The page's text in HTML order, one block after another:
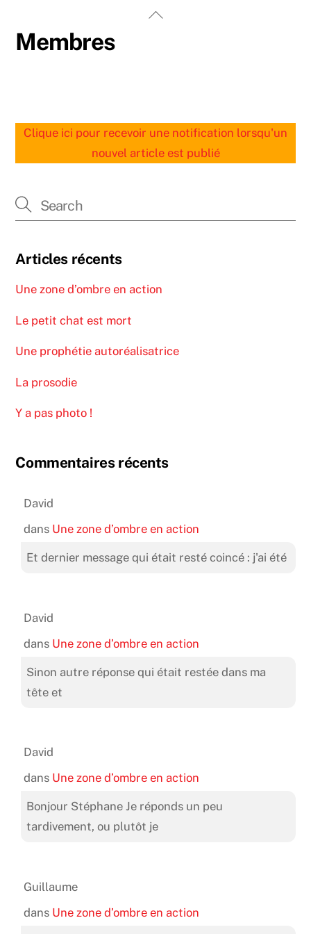
content
Membres
Clique ici pour recevoir une notification lorsqu'un
nouvel article est publié
Articles récents
Une zone d’ombre en action
Le petit chat est mort
Une prophétie autoréalisatrice
La prosodie
Y a pas photo !
Commentaires récents
David
dans Une zone d’ombre en action
Et dernier message qui était resté coincé : j'ai été
David
dans Une zone d’ombre en action
Sinon autre réponse qui était restée dans ma
tête et
David
dans Une zone d’ombre en action
Bonjour Stéphane Je réponds un peu
tardivement, ou plutôt je
Guillaume
dans Une zone d’ombre en action
Back